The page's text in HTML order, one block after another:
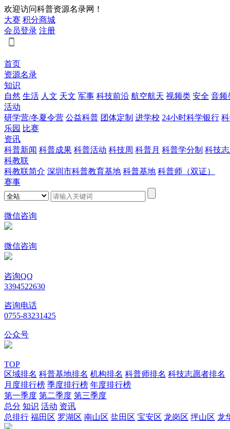
欢迎访问科普资源名录网！
大赛 积分商城
会员登录 注册
首页
资源名录
知识
自然 生活 人文 天文 军事 科技前沿 航空航天 视频类 安全 音频
活动
研学营/冬夏令营 公益科普 团体定制 进学校 24小时科学银行
乐园 比赛
资讯
科普新闻 科普成果 科普活动 科技周 科普月 科普学分制 科技
科教联
科教联简介 深圳市科普教育基地 科普基地 科普师（双证）
赛事
微信咨询
微信咨询
咨询QQ
3394522630
咨询电话
0755-83231425
公众号
TOP
区域排名 科普基地排名 机构排名 科普师排名 科技志愿者排名
月度排行榜 季度排行榜 年度排行榜
第一季度 第二季度 第三季度
总分 知识 活动 资讯
总排行 福田区 罗湖区 南山区 盐田区 宝安区 龙岗区 坪山区 龙